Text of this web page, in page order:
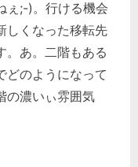
ぇ;-)。行ける機会
しくなった移転先
。あ。二階もある
どのようになって
の濃いぃ雰囲気